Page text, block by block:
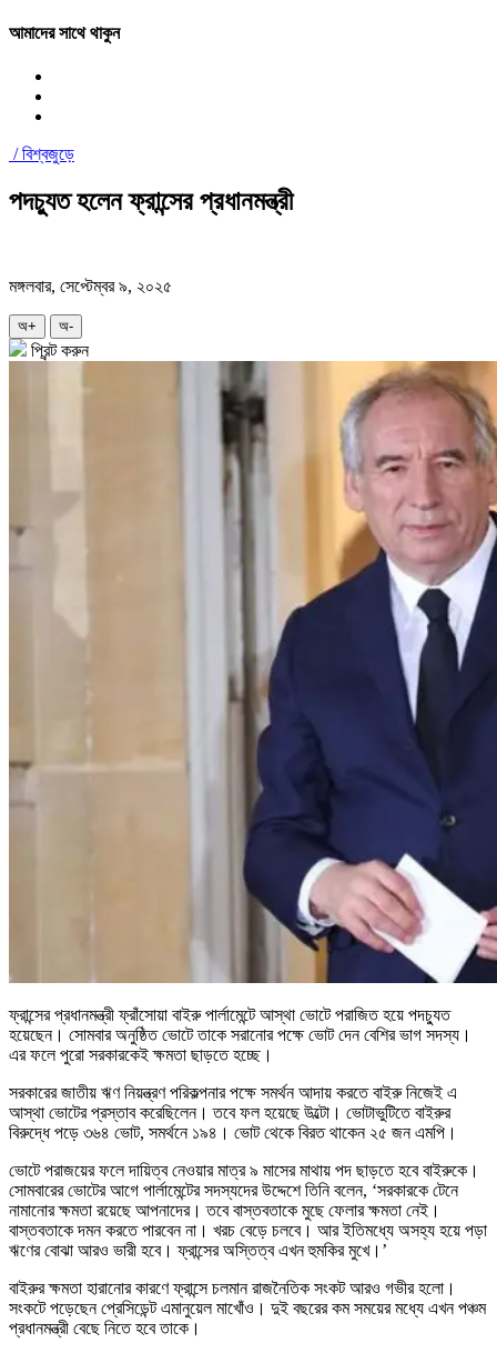
আমাদের সাথে থাকুন
/বিশ্বজুড়ে
পদচ্যুত হলেন ফ্রান্সের প্রধানমন্ত্রী
মঙ্গলবার, সেপ্টেম্বর ৯, ২০২৫
অ+ অ-
প্রিন্ট করুন
ফ্রান্সের প্রধানমন্ত্রী ফ্রাঁসোয়া বাইরু পার্লামেন্টে আস্থা ভোটে পরাজিত হয়ে পদচ্যুত
হয়েছেন। সোমবার অনুষ্ঠিত ভোটে তাকে সরানোর পক্ষে ভোট দেন বেশির ভাগ সদস্য।
এর ফলে পুরো সরকারকেই ক্ষমতা ছাড়তে হচ্ছে।
সরকারের জাতীয় ঋণ নিয়ন্ত্রণ পরিকল্পনার পক্ষে সমর্থন আদায় করতে বাইরু নিজেই এ
আস্থা ভোটের প্রস্তাব করেছিলেন। তবে ফল হয়েছে উল্টো। ভোটাভুটিতে বাইরুর
বিরুদ্ধে পড়ে ৩৬৪ ভোট, সমর্থনে ১৯৪। ভোট থেকে বিরত থাকেন ২৫ জন এমপি।
ভোটে পরাজয়ের ফলে দায়িত্ব নেওয়ার মাত্র ৯ মাসের মাথায় পদ ছাড়তে হবে বাইরুকে।
সোমবারের ভোটের আগে পার্লামেন্টের সদস্যদের উদ্দেশে তিনি বলেন, ‘সরকারকে টেনে
নামানোর ক্ষমতা রয়েছে আপনাদের। তবে বাস্তবতাকে মুছে ফেলার ক্ষমতা নেই।
বাস্তবতাকে দমন করতে পারবেন না। খরচ বেড়ে চলবে। আর ইতিমধ্যে অসহ্য হয়ে পড়া
ঋণের বোঝা আরও ভারী হবে। ফ্রান্সের অস্তিত্ব এখন হুমকির মুখে।’
বাইরুর ক্ষমতা হারানোর কারণে ফ্রান্সে চলমান রাজনৈতিক সংকট আরও গভীর হলো।
সংকটে পড়েছেন প্রেসিডেন্ট এমানুয়েল মাখোঁও। দুই বছরের কম সময়ের মধ্যে এখন পঞ্চম
প্রধানমন্ত্রী বেছে নিতে হবে তাকে।